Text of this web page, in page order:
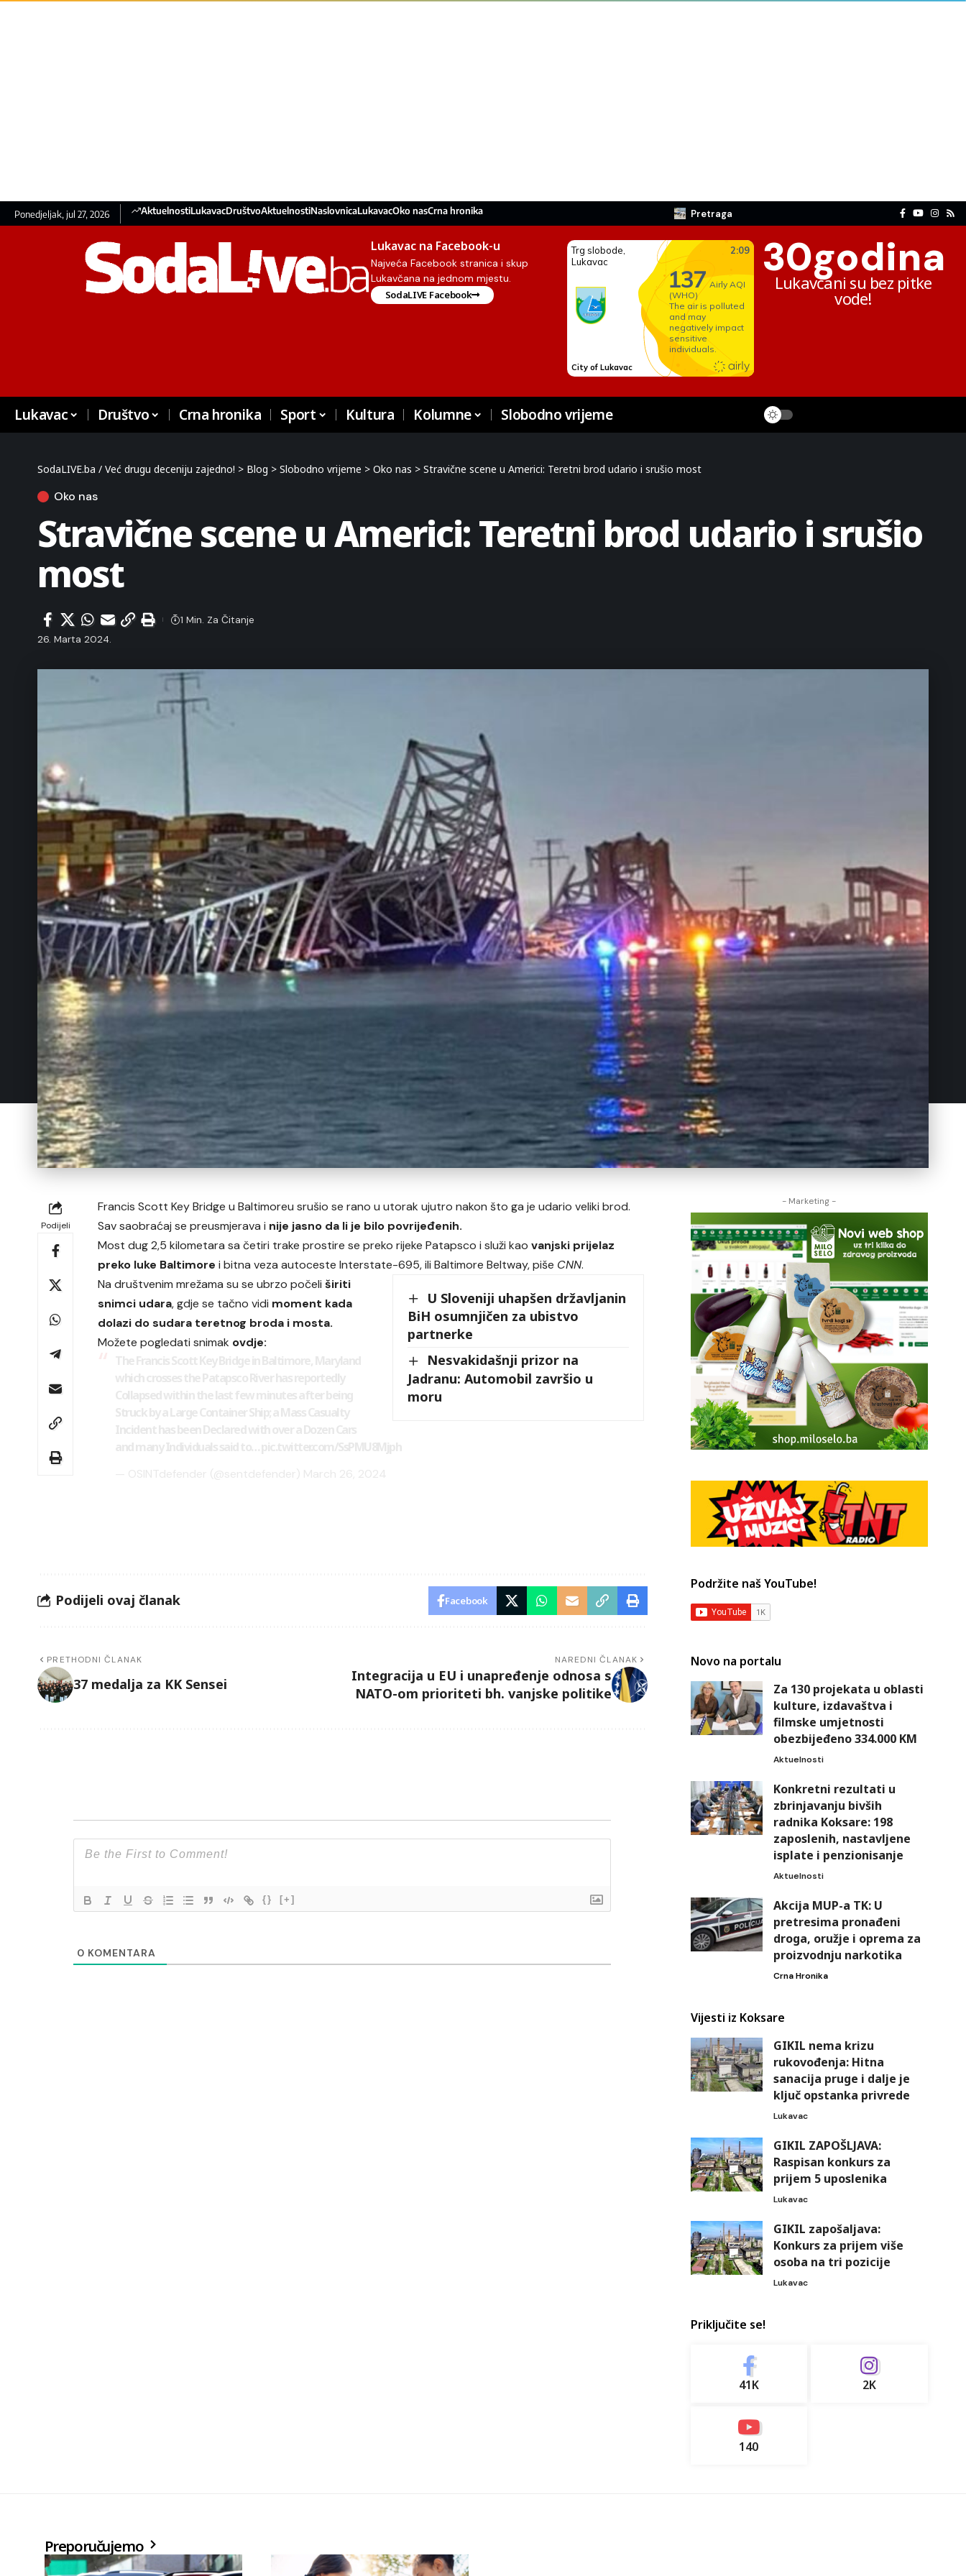
Ponedjeljak, jul 27, 2026 AktuelnostiLukavacDruštvoAktuelnostiNaslovnicaLukavacOko nasCrna hronika Pretraga
Lukavac na Facebook-u
Najveća Facebook stranica i skup
Lukavčana na jednom mjestu.
SodaLIVE Facebook
30godina
Lukavčani su bez pitke
vode!
Lukavac Društvo Crna hronika Sport Kultura Kolumne Slobodno vrijeme
SodaLIVE.ba / Već drugu deceniju zajedno! > Blog > Slobodno vrijeme > Oko nas > Stravične scene u Americi: Teretni brod udario i srušio most
Oko nas
Stravične scene u Americi: Teretni brod udario i srušio
most
26. Marta 2024.
1 Min. Za Čitanje
Podijeli
Francis Scott Key Bridge u Baltimoreu srušio se rano u utorak ujutro nakon što ga je udario veliki brod.
Sav saobraćaj se preusmjerava i nije jasno da li je bilo povrijeđenih.
Most dug 2,5 kilometara sa četiri trake prostire se preko rijeke Patapsco i služi kaovanjski prijelaz
preko luke Baltimore i bitna veza autoceste Interstate-695, ili Baltimore Beltway, piše CNN.
U Sloveniji uhapšen državljanin
BiH osumnjičen za ubistvo
partnerke
Nesvakidašnji prizor na
Jadranu: Automobil završio u
moru
Na društvenim mrežama su se ubrzo počeliširiti
snimci udara, gdje se tačno vidi moment kada
dolazi do sudara teretnog broda i mosta.
Možete pogledati snimak ovdje:
Podijeli ovaj članak Facebook
PRETHODNI ČLANAK
37 medalja za KK Sensei
NAREDNI ČLANAK
Integracija u EU i unapređenje odnosa s
NATO-om prioriteti bh. vanjske politike
{} [+]
0 KOMENTARA
- Marketing -
Podržite naš YouTube!
Novo na portalu
Za 130 projekata u oblasti
kulture, izdavaštva i
filmske umjetnosti
obezbijeđeno 334.000 KM
Aktuelnosti
Konkretni rezultati u
zbrinjavanju bivših
radnika Koksare: 198
zaposlenih, nastavljene
isplate i penzionisanje
Aktuelnosti
Akcija MUP-a TK: U
pretresima pronađeni
droga, oružje i oprema za
proizvodnju narkotika
Crna Hronika
Vijesti iz Koksare
GIKIL nema krizu
rukovođenja: Hitna
sanacija pruge i dalje je
ključ opstanka privrede
Lukavac
GIKIL ZAPOŠLJAVA:
Raspisan konkurs za
prijem 5 uposlenika
Lukavac
GIKIL zapošaljava:
Konkurs za prijem više
osoba na tri pozicije
Lukavac
Priključite se!
41K 2K
140
Preporučujemo